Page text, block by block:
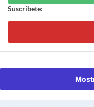
Suscríbete: